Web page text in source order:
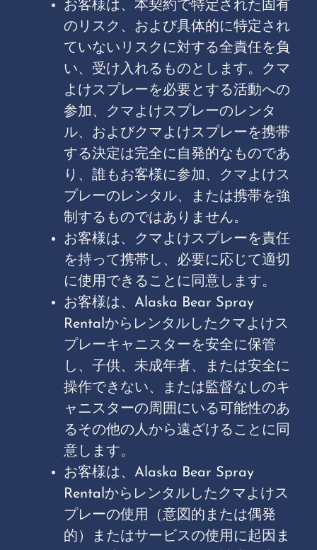
お客様は、本契約で特定された固有
のリスク、および具体的に特定され
ていないリスクに対する全責任を負
い、受け入れるものとします。クマ
よけスプレーを必要とする活動への
参加、クマよけスプレーのレンタ
ル、およびクマよけスプレーを携帯
する決定は完全に自発的なものであ
り、誰もお客様に参加、クマよけス
プレーのレンタル、または携帯を強
制するものではありません。
お客様は、クマよけスプレーを責任
を持って携帯し、必要に応じて適切
に使用できることに同意します。
お客様は、Alaska Bear Spray
Rentalからレンタルしたクマよけス
プレーキャニスターを安全に保管
し、子供、未成年者、または安全に
操作できない、または監督なしのキ
ャニスターの周囲にいる可能性のあ
るその他の人から遠ざけることに同
意します。
お客様は、Alaska Bear Spray
Rentalからレンタルしたクマよけス
プレーの使用（意図的または偶発
的）またはサービスの使用に起因ま